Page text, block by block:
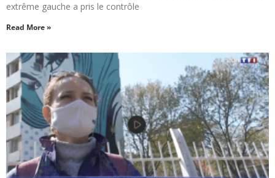
extrême gauche a pris le contrôle
Read More »